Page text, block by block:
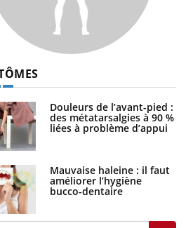
Douleurs de l’avant-pied :
des métatarsalgies à 90 %
liées à problème d’appui
Mauvaise haleine : il faut
améliorer l’hygiène
bucco-dentaire